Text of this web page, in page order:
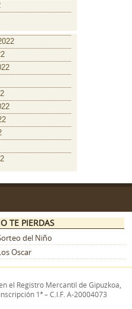
TE PIERDAS
del Niño
Oscar
el Registro Mercantil de Gipuzkoa,
1ª – C.I.F. A-20004073